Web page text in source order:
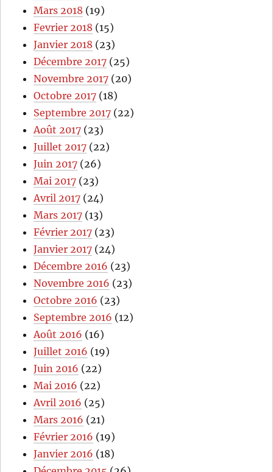
Mars 2018 (19)
Fevrier 2018 (15)
Janvier 2018 (23)
Décembre 2017 (25)
Novembre 2017 (20)
Octobre 2017 (18)
Septembre 2017 (22)
Août 2017 (23)
Juillet 2017 (22)
Juin 2017 (26)
Mai 2017 (23)
Avril 2017 (24)
Mars 2017 (13)
Février 2017 (23)
Janvier 2017 (24)
Décembre 2016 (23)
Novembre 2016 (23)
Octobre 2016 (23)
Septembre 2016 (12)
Août 2016 (16)
Juillet 2016 (19)
Juin 2016 (22)
Mai 2016 (22)
Avril 2016 (25)
Mars 2016 (21)
Février 2016 (19)
Janvier 2016 (18)